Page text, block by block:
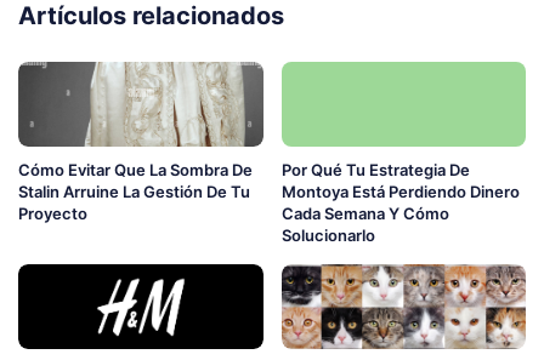
Artículos relacionados
Cómo Evitar Que La Sombra De
Stalin Arruine La Gestión De Tu
Proyecto
Por Qué Tu Estrategia De
Montoya Está Perdiendo Dinero
Cada Semana Y Cómo
Solucionarlo